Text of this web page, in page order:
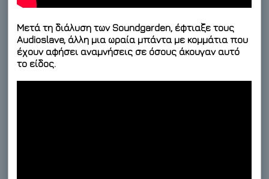
Μετά τη διάλυση των Soundgarden, έφτιαξε τους
Audioslave, άλλη μια ωραία μπάντα με κομμάτια που
έχουν αφήσει αναμνήσεις σε όσους άκουγαν αυτό
το είδος.